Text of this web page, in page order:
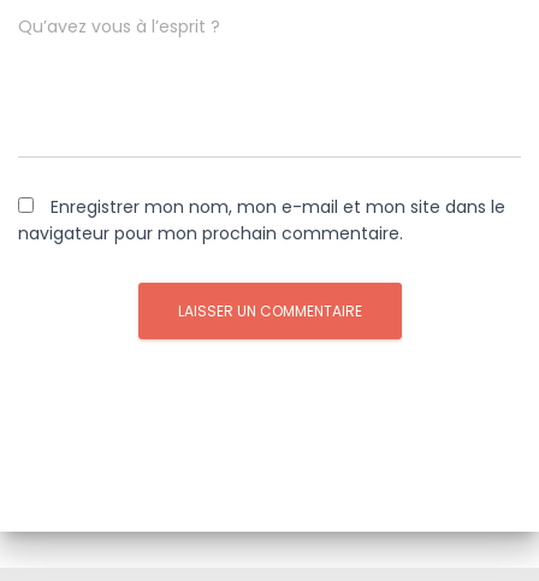
Qu’avez vous à l’esprit ?
Enregistrer mon nom, mon e-mail et mon site dans le
navigateur pour mon prochain commentaire.